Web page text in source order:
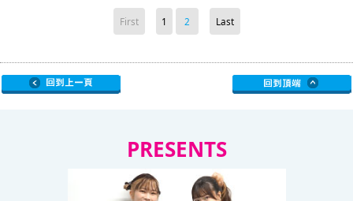
First 1 2 Last
PRESENTS